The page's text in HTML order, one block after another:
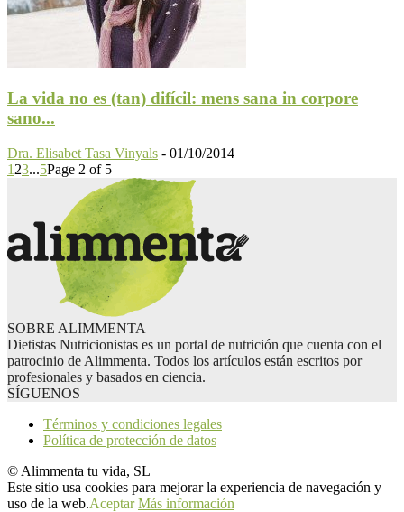
La vida no es (tan) difícil: mens sana in corpore
sano...
Dra. Elisabet Tasa Vinyals - 01/10/2014
1 23...5Page 2 of 5
SOBRE ALIMMENTA
Dietistas Nutricionistas es un portal de nutrición que cuenta con el
patrocinio de Alimmenta. Todos los artículos están escritos por
profesionales y basados en ciencia.
SÍGUENOS
Términos y condiciones legales
Política de protección de datos
© Alimmenta tu vida, SL
Este sitio usa cookies para mejorar la experiencia de navegación y
uso de la web.Aceptar Más información